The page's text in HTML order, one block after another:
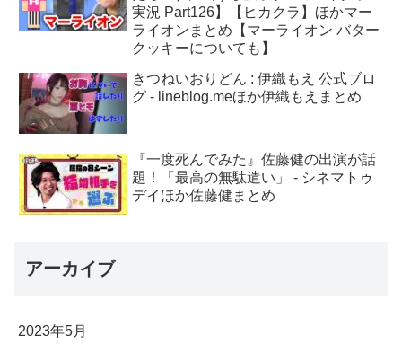
実況 Part126】【ヒカクラ】ほかマー
ライオンまとめ【マーライオン バター
クッキーについても】
きつねいおりどん : 伊織もえ 公式ブロ
グ - lineblog.meほか伊織もえまとめ
『一度死んでみた』佐藤健の出演が話
題！「最高の無駄遣い」 - シネマトゥ
デイほか佐藤健まとめ
アーカイブ
2023年5月